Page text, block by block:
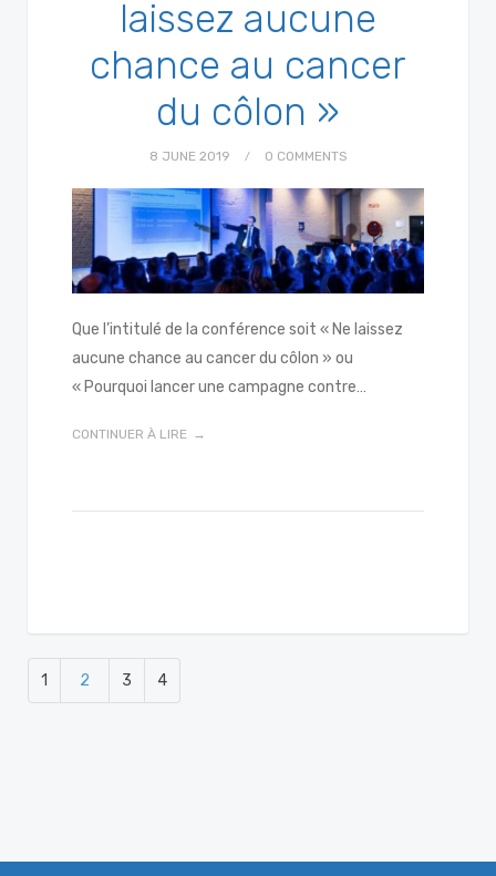
laissez aucune
chance au cancer
du côlon »
8 JUNE 2019 0 COMMENTS
Que l’intitulé de la conférence soit « Ne laissez
aucune chance au cancer du côlon » ou
« Pourquoi lancer une campagne contre…
CONTINUER À LIRE
1 2 3 4